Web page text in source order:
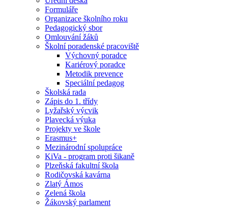
Formuláře
Organizace školního roku
Pedagogický sbor
Omlouvání žáků
Školní poradenské pracoviště
Výchovný poradce
Kariérový poradce
Metodik prevence
Speciální pedagog
Školská rada
Zápis do 1. třídy
Lyžařský výcvik
Plavecká výuka
Projekty ve škole
Erasmus+
Mezinárodní spolupráce
KiVa - program proti šikaně
Plzeňská fakultní škola
Rodičovská kavárna
Zlatý Ámos
Zelená škola
Žákovský parlament